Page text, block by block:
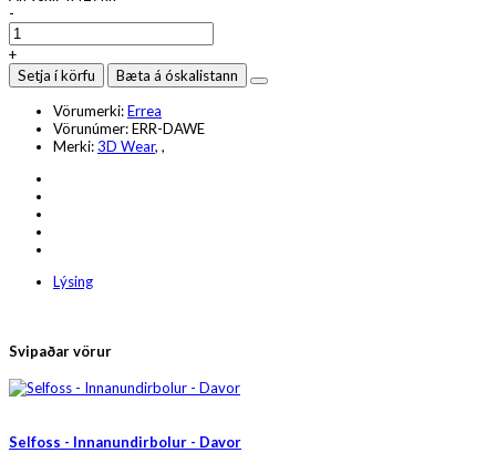
-
+
Setja í körfu
Bæta á óskalistann
Vörumerki:Errea
Vörunúmer:ERR-DAWE
Merki:3D Wear, ,
Lýsing
Svipaðar vörur
Selfoss - Innanundirbolur - Davor